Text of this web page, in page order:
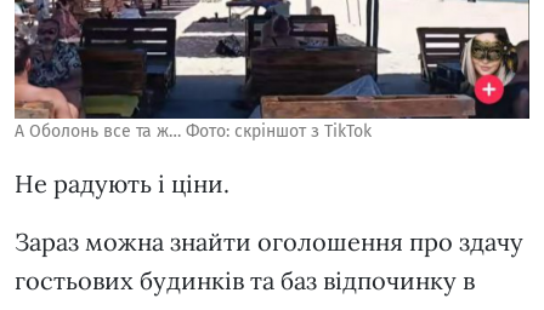
А Оболонь все та ж… Фото: скріншот з TikTok
Не радують і ціни.
Зараз можна знайти оголошення про здачу
гостьових будинків та баз відпочинку в